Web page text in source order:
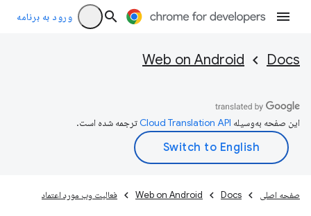
ورود به برنامه
Docs
Web on Android
این صفحه به‌وسیله ترجمه شده است.
صفحه اصلی Docs
Web on Android فعالیت وب مورد اعتماد